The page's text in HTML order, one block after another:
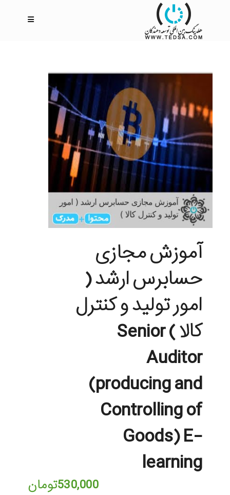
آموزش مجازی
حسابرس ارشد (
امور تولید و کنترل
کالا ) Senior
Auditor
(producing and
Controlling of
Goods) E-
learning
530,000تومان